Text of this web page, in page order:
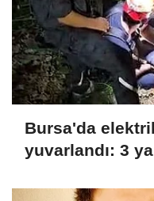
Bursa'da
yuvarlandı: 3